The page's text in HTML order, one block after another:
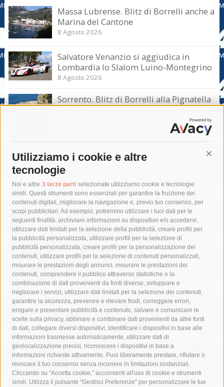
Utilizziamo i cookie e altre
tecnologie
Noi e altre 3 terze parti selezionate utilizziamo cookie e tecnologie
simili. Questi strumenti sono essenziali per garantire la fruizione dei
contenuti digitali, migliorare la navigazione e, previo tuo consenso, per
scopi pubblicitari. Ad esempio, potremmo utilizzare i tuoi dati per le
seguenti finalità: archiviare informazioni su dispositivo e/o accedervi,
utilizzare dati limitati per la selezione della pubblicità, creare profili per
la pubblicità personalizzata, utilizzare profili per la selezione di
pubblicità personalizzata, creare profili per la personalizzazione dei
contenuti, utilizzare profili per la selezione di contenuti personalizzati,
misurare le prestazioni degli annunci, misurare le prestazioni dei
contenuti, comprendere il pubblico attraverso statistiche o la
combinazione di dati provenienti da fonti diverse, sviluppare e
migliorare i servizi, utilizzare dati limitati per la selezione dei contenuti,
garantire la sicurezza, prevenire e rilevare frodi, correggere errori,
erogare e presentare pubblicità e contenuto, salvare e comunicare le
scelte sulla privacy, abbinare e combinare dati provenienti da altre fonti
di dati, collegare diversi dispositivi, identificare i dispositivi in base alle
informazioni trasmesse automaticamente, utilizzare dati di
geolocalizzazione precisi, riconoscere i dispositivi in base a
informazioni richieste attivamente. Puoi liberamente prestare, rifiutare o
revocare il tuo consenso senza incorrere in limitazioni sostanziali.
Cliccando su "Accetta cookie," acconsenti all'uso di cookie e strumenti
simili. Utilizza il pulsante "Gestisci Preferenze" per personalizzare le tue
Massa Lubrense. Blitz di Borrelli anche a
Marina del Cantone
8 Agosto 2026
Salvatore Venanzio si aggiudica in
Lombardia lo Slalom Luino-Montegrino
8 Agosto 2026
Sorrento. Blitz di Borrelli alla Pignatella
– video –
Tag
acqua allerta meteo
anas
area marina protetta di punta campanella
arresto
Asl Napoli 3 sud
capitaneria di porto capri
carabinieri
castellammare di stabia
circumvesuviana
comune di sorrento
concerto
contagi
costiera amalfitana
covid-19 eav
elezioni
fondazione sorrento
gori guardia costiera
incidente
lavori
lorenzo balducelli mare
massa lubrense
massimo coppola
Meta napoli
ordinanza
penisola sorrentina
piano di sorrento
polizia municipale
protezione civile
Regione Campania
sant'agnello
sindaco cuomo
sorrento studenti temporali
treni